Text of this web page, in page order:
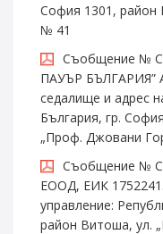
София 1301, район
№ 41
Съобщение №
ПАУЪР БЪЛГАРИЯ”
седалище и адрес
България, гр.
„Проф. Джовани
Съобщение № С-
ЕООД, ЕИК
управление:
район Витоша, ул.